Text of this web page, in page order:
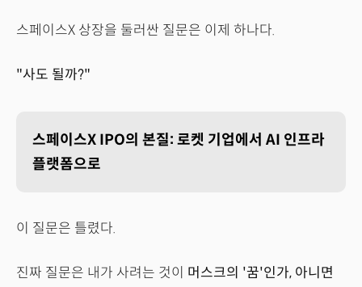
스페이스X 상장을 둘러싼 질문은 이제 하나다.
"사도 될까?"
스페이스X IPO의 본질: 로켓 기업에서 AI 인프라
플랫폼으로
이 질문은 틀렸다.
진짜 질문은 내가 사려는 것이 머스크의 '꿈'인가, 아니면